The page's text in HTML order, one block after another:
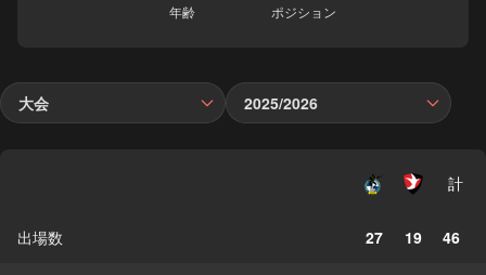
年齢 ポジション
大会 2025/2026
計
出場数 27 19 46